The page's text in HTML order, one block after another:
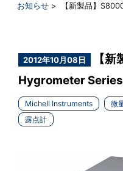
お知らせ> 【新製品】
2012年10月08日
【
Hygrometer
Michell Instruments 微
露点計